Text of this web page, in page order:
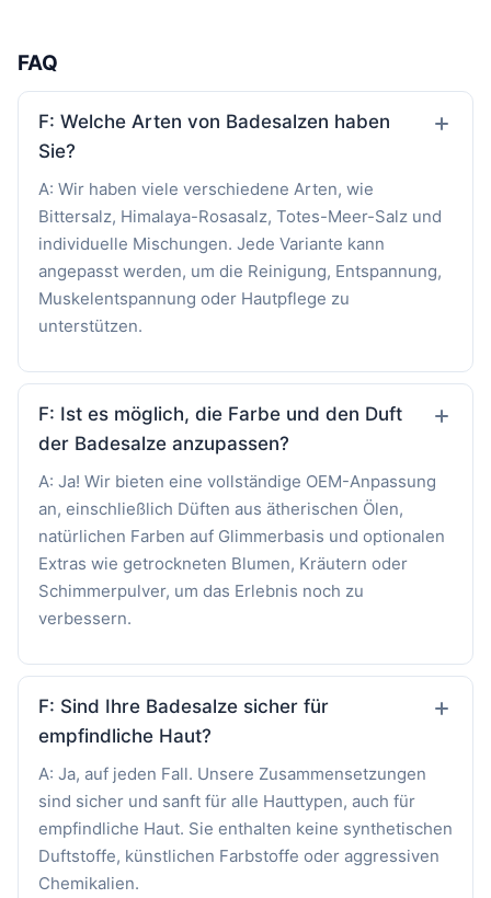
FAQ
F: Welche Arten von Badesalzen haben
Sie?
A: Wir haben viele verschiedene Arten, wie
Bittersalz, Himalaya-Rosasalz, Totes-Meer-Salz und
individuelle Mischungen. Jede Variante kann
angepasst werden, um die Reinigung, Entspannung,
Muskelentspannung oder Hautpflege zu
unterstützen.
F: Ist es möglich, die Farbe und den Duft
der Badesalze anzupassen?
A: Ja! Wir bieten eine vollständige OEM-Anpassung
an, einschließlich Düften aus ätherischen Ölen,
natürlichen Farben auf Glimmerbasis und optionalen
Extras wie getrockneten Blumen, Kräutern oder
Schimmerpulver, um das Erlebnis noch zu
verbessern.
F: Sind Ihre Badesalze sicher für
empfindliche Haut?
A: Ja, auf jeden Fall. Unsere Zusammensetzungen
sind sicher und sanft für alle Hauttypen, auch für
empfindliche Haut. Sie enthalten keine synthetischen
Duftstoffe, künstlichen Farbstoffe oder aggressiven
Chemikalien.